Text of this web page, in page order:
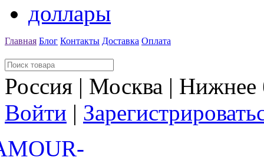
доллары
Главная Блог Контакты Доставка Оплата
Россия | Москва |
Войти |